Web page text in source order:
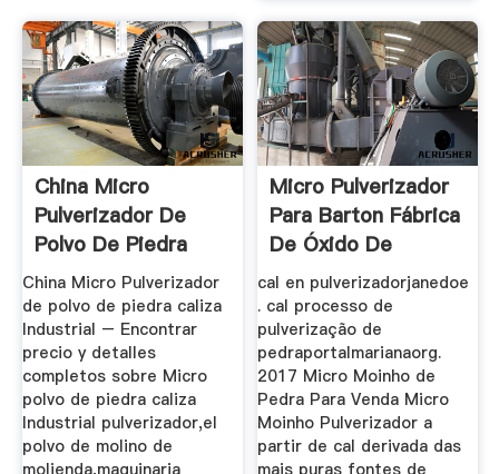
China Micro
Pulverizador De
Polvo De Piedra
Caliza ...
China Micro Pulverizador
de polvo de piedra caliza
Industrial – Encontrar
precio y detalles
completos sobre Micro
polvo de piedra caliza
Industrial pulverizador,el
polvo de molino de
Micro Pulverizador
Para Barton Fábrica
De Óxido De
cal en pulverizadorjanedoe
. cal processo de
pulverização de
pedraportalmarianaorg.
2017 Micro Moinho de
Pedra Para Venda Micro
Moinho Pulverizador a
partir de cal derivada das